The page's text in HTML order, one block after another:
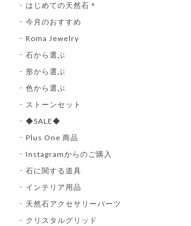
はじめての天然石＊
今月のおすすめ
Roma Jewelry
石から選ぶ
形から選ぶ
色から選ぶ
ストーンセット
◆SALE◆
Plus One 商品
Instagramからのご購入
石に関する道具
インテリア用品
天然石アクセサリーパーツ
クリスタルグリッド